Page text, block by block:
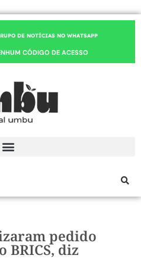
DE NOTÍCIAS NO WHATSAPP
CÓDIGO DE ACESSO
pedido
BRICS, diz